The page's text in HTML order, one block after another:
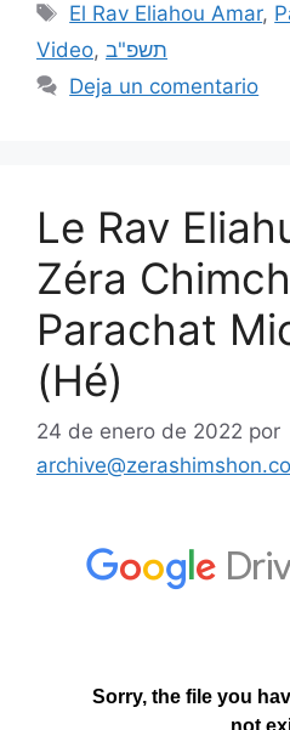
El Rav Eliahou Amar,
Video, תשפ"ב
Deja un comentario
Le Rav
Zéra
Parachat
(Hé)
24 de enero de 2022 por